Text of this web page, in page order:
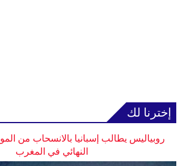
إخترنا لك
روبياليس يطالب إسبانيا بالانسحاب من
النهائي في المغرب